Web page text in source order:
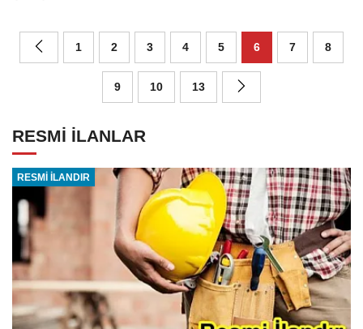
1 2 3 4 5 6 7 8
9 10 13
RESMİ İLANLAR
RESMİ İLANDIR